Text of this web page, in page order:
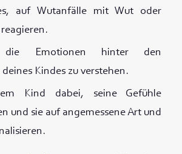
auf Wutanfälle mit Wut oder
die Emotionen hinter den
Kindes zu verstehen.
Kind dabei, seine Gefühle
und sie auf angemessene Art und